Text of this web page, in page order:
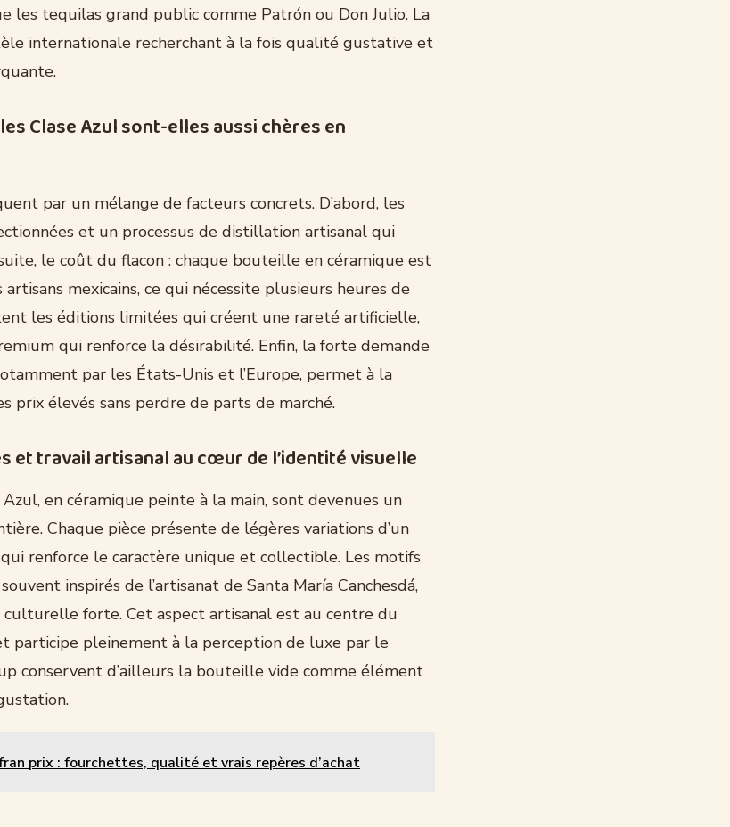
les tequilas grand public comme Patrón ou Don Julio. La
internationale recherchant à la fois qualité gustative et
Clase Azul sont-elles aussi chères en
par un mélange de facteurs concrets. D’abord, les
et un processus de distillation artisanal qui
le coût du flacon : chaque bouteille en céramique est
mexicains, ce qui nécessite plusieurs heures de
les éditions limitées qui créent une rareté artificielle,
qui renforce la désirabilité. Enfin, la forte demande
par les États-Unis et l’Europe, permet à la
prix élevés sans perdre de parts de marché.
et travail artisanal au cœur de l’identité visuelle
en céramique peinte à la main, sont devenues un
Chaque pièce présente de légères variations d’un
renforce le caractère unique et collectible. Les motifs
inspirés de l’artisanat de Santa María Canchesdá,
forte. Cet aspect artisanal est au centre du
participe pleinement à la perception de luxe par le
conservent d’ailleurs la bouteille vide comme élément
prix : fourchettes, qualité et vrais repères d’achat